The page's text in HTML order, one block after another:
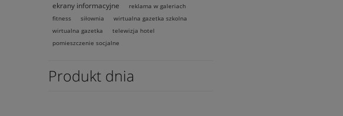
ekrany informacyjne
reklama w galeriach
fitness
siłownia
wirtualna gazetka szkolna
wirtualna gazetka
telewizja hotel
pomieszczenie socjalne
Produkt dnia